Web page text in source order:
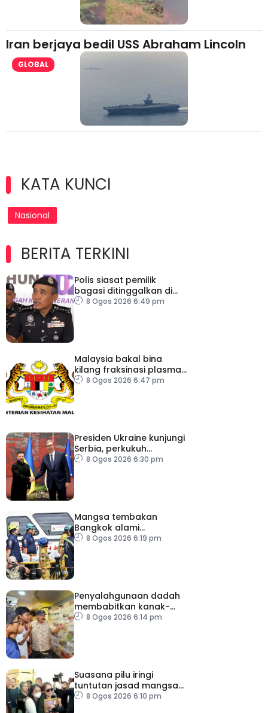
Iran berjaya bedil USS Abraham Lincoln
GLOBAL
KATA KUNCI
Nasional
BERITA TERKINI
Polis siasat pemilik
bagasi ditinggalkan di
ICQS Bukit Kayu Hitam
8 Ogos 2026 6:49 pm
Malaysia bakal bina
kilang fraksinasi plasma
sendiri dalam tempoh
8 Ogos 2026 6:47 pm
Presiden Ukraine kunjungi
Serbia, perkukuh
kerjasama ekonomi
8 Ogos 2026 6:30 pm
Mangsa tembakan
Bangkok alami
kecederaan pada organ
8 Ogos 2026 6:19 pm
Penyalahgunaan dadah
membabitkan kanak-
kanak di Terengganu
8 Ogos 2026 6:14 pm
Suasana pilu iringi
tuntutan jasad mangsa
tembakan Nonthaburi
8 Ogos 2026 6:10 pm